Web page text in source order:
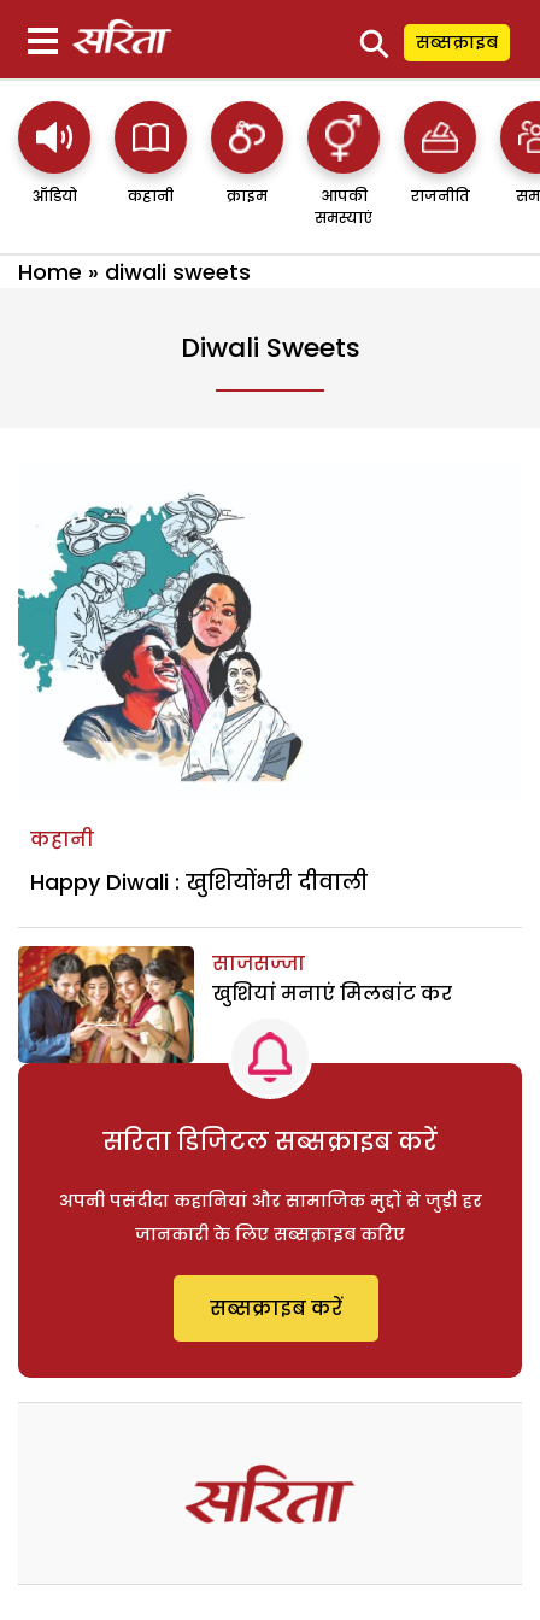
⚲ सब्सक्राइब
ऑडियो कहानी क्राइम
आपकी
समस्याएं
राजनीति
Home » diwali sweets
Diwali Sweets
कहानी
Happy Diwali : खुशियोंभरी दीवाली
साजसज्जा
खुशियां मनाएं मिलबांट कर
सरिता डिजिटल सब्सक्राइब करें
अपनी पसंदीदा कहानियां और सामाजिक मुद्दों से जुड़ी हर
जानकारी के लिए सब्सक्राइब करिए
सब्सक्राइब करें